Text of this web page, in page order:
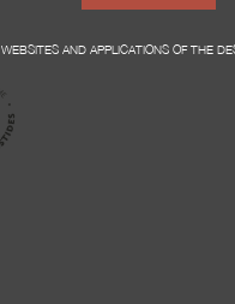
WEBSITES AND APPLICATIONS OF THE